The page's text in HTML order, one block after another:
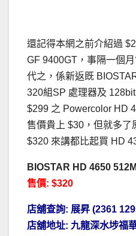
還記得本網之前介紹過
GF 9400GT，事隔一個
代之，係新返既
320組SP 處理器及
$299 之 Powercolor HD
售價貴上 $30，但就多了
$320 來講都比起買 HD
BIOSTAR HD 4650
售價: $320
店舖查詢: 展昇 (2361
店舖地址: 九龍深水埗福